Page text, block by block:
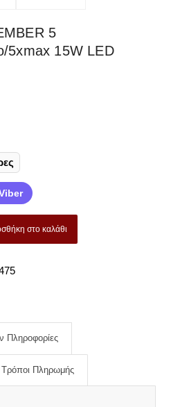
5
5xmax 15W LED
στο καλάθι
Πληροφορίες
Τρόποι Πληρωμής